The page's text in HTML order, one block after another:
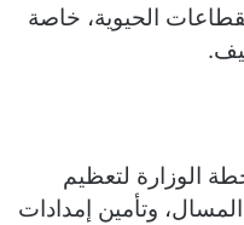
الحيوية، خاصة
الوزارة لتعظيم
وتأمين إمدادات